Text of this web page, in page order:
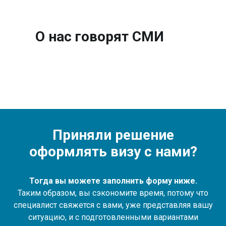
О нас говорят СМИ
Приняли решение
оформлять визу с нами?
Тогда вы можете заполнить форму ниже.
Таким образом, вы сэкономите время, потому что
специалист свяжется с вами, уже представляя вашу
ситуацию, и с подготовленными вариантами